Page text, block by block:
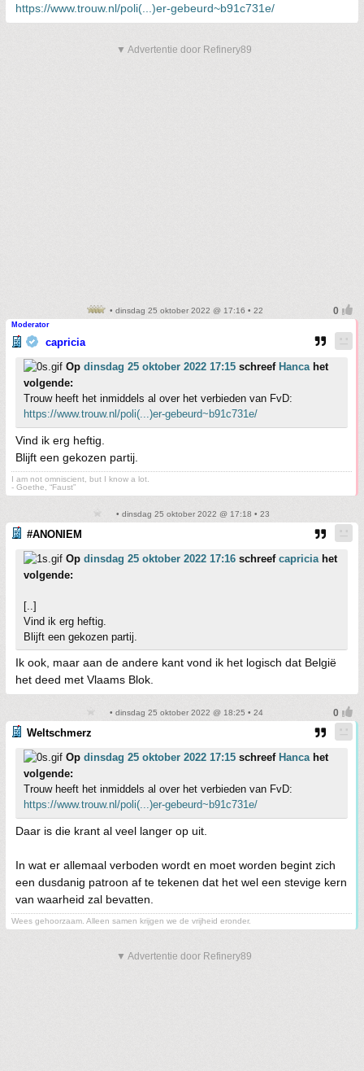
https://www.trouw.nl/poli(...)er-gebeurd~b91c731e/
▼ Advertentie door Refinery89
• dinsdag 25 oktober 2022 @ 17:16 • 22
Moderator
capricia
Op dinsdag 25 oktober 2022 17:15 schreef Hanca het
volgende:
Trouw heeft het inmiddels al over het verbieden van FvD:
https://www.trouw.nl/poli(...)er-gebeurd~b91c731e/
Vind ik erg heftig.
Blijft een gekozen partij.
I am not omniscient, but I know a lot.
- Goethe, “Faust”
• dinsdag 25 oktober 2022 @ 17:18 • 23
#ANONIEM
Op dinsdag 25 oktober 2022 17:16 schreef capricia het
volgende:
[..]
Vind ik erg heftig.
Blijft een gekozen partij.
Ik ook, maar aan de andere kant vond ik het logisch dat België
het deed met Vlaams Blok.
• dinsdag 25 oktober 2022 @ 18:25 • 24
Weltschmerz
Op dinsdag 25 oktober 2022 17:15 schreef Hanca het
volgende:
Trouw heeft het inmiddels al over het verbieden van FvD:
https://www.trouw.nl/poli(...)er-gebeurd~b91c731e/
Daar is die krant al veel langer op uit.
In wat er allemaal verboden wordt en moet worden begint zich
een dusdanig patroon af te tekenen dat het wel een stevige kern
van waarheid zal bevatten.
Wees gehoorzaam. Alleen samen krijgen we de vrijheid eronder.
▼ Advertentie door Refinery89